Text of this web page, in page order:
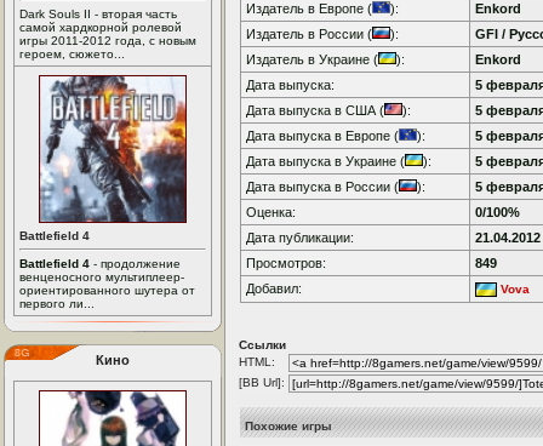
Dark Souls II - вторая часть
самой хардкорной ролевой
игры 2011-2012 года, с новым
героем, сюжето...
Battlefield 4
Battlefield 4 - продолжение
венценосного мультиплеер-
ориентированного шутера от
первого ли...
Кино
Издатель в Европе (
):
Enkord
Издатель в России (
):
GFI /
Издатель в Украине (
):
Enkord
Дата выпуска:
5
Дата выпуска в США (
):
5
Дата выпуска в Европе (
):
5
Дата выпуска в Украине (
):
5
Дата выпуска в России (
):
5
Оценка:
0/100%
Дата публикации:
21.04.2012
Просмотров:
849
Добавил:
Vova
Ссылки
HTML:
[BB Url]:
Похожие игры